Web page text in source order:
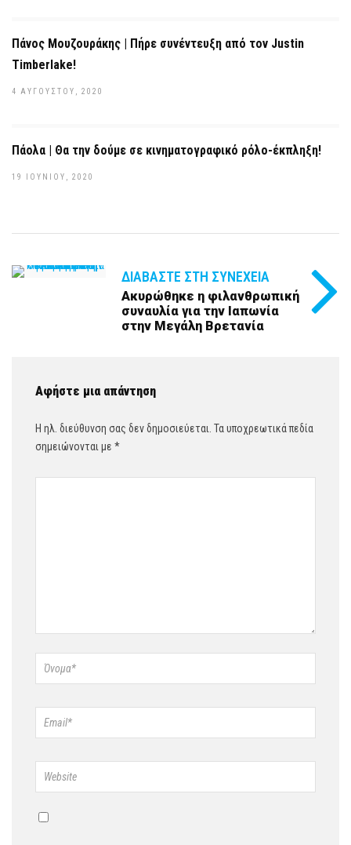
Πάνος Μουζουράκης | Πήρε συνέντευξη από τον Justin
Timberlake!
4 ΑΥΓΟΎΣΤΟΥ, 2020
Πάολα | Θα την δούμε σε κινηματογραφικό ρόλο-έκπληξη!
19 ΙΟΥΝΊΟΥ, 2020
ΔΙΑΒΆΣΤΕ ΣΤΗ ΣΥΝΈΧΕΙΑ
Ακυρώθηκε η φιλανθρωπική
συναυλία για την Ιαπωνία
στην Μεγάλη Βρετανία
Αφήστε μια απάντηση
Η ηλ. διεύθυνση σας δεν δημοσιεύεται. Τα υποχρεωτικά πεδία
σημειώνονται με *